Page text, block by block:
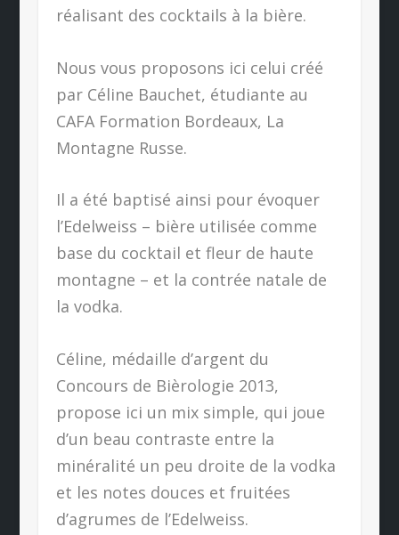
réalisant des cocktails à la bière.
Nous vous proposons ici celui créé
par Céline Bauchet, étudiante au
CAFA Formation Bordeaux, La
Montagne Russe.
Il a été baptisé ainsi pour évoquer
l’Edelweiss – bière utilisée comme
base du cocktail et fleur de haute
montagne – et la contrée natale de
la vodka.
Céline, médaille d’argent du
Concours de Bièrologie 2013,
propose ici un mix simple, qui joue
d’un beau contraste entre la
minéralité un peu droite de la vodka
et les notes douces et fruitées
d’agrumes de l’Edelweiss.